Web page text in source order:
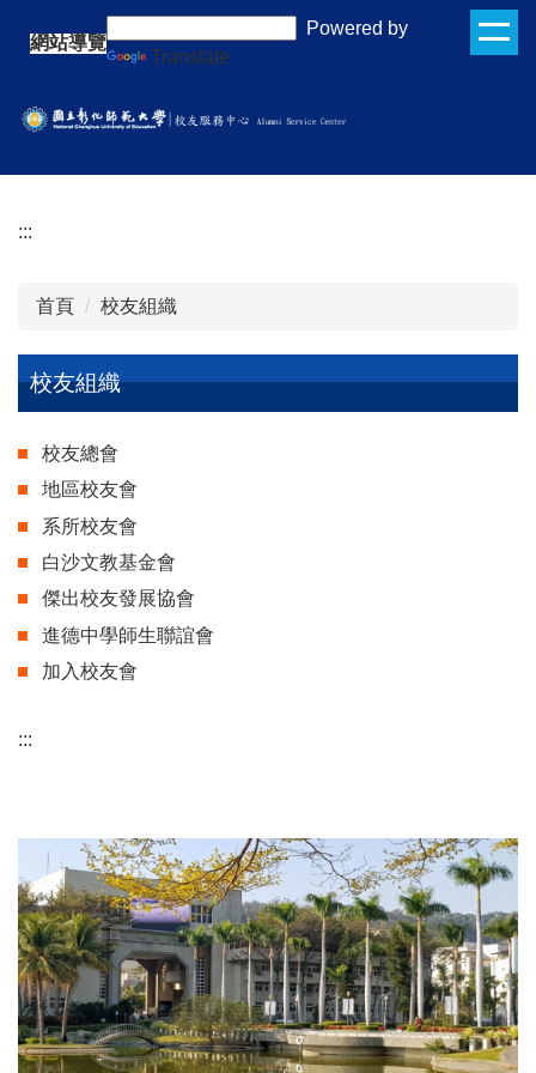
要
內
網站導覽
Powered by
Translate
:::
首頁 校友組織
校友組織
校友總會
地區校友會
系所校友會
白沙文教基金會
傑出校友發展協會
進德中學師生聯誼會
加入校友會
:::